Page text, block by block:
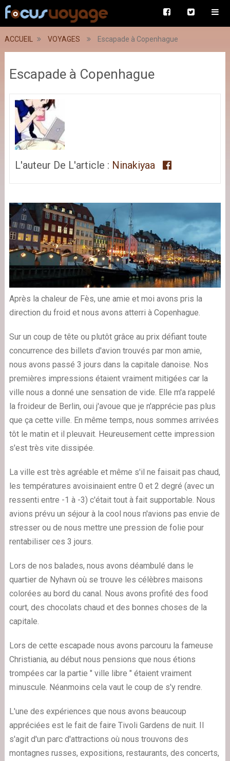
ACCUEIL VOYAGES Escapade à Copenhague
Escapade à Copenhague
L'auteur De L'article : Ninakiyaa
Après la chaleur de Fès, une amie et moi avons pris la
direction du froid et nous avons atterri à Copenhague.
Sur un coup de tête ou plutôt grâce au prix défiant toute
concurrence des billets d'avion trouvés par mon amie,
nous avons passé 3 jours dans la capitale danoise. Nos
premières impressions étaient vraiment mitigées car la
ville nous a donné une sensation de vide. Elle m'a rappelé
la froideur de Berlin, oui j'avoue que je n'apprécie pas plus
que ça cette ville. En même temps, nous sommes arrivées
tôt le matin et il pleuvait. Heureusement cette impression
s'est très vite dissipée.
La ville est très agréable et même s'il ne faisait pas chaud,
les températures avoisinaient entre 0 et 2 degré (avec un
ressenti entre -1 à -3) c'était tout à fait supportable. Nous
avions prévu un séjour à la cool nous n'avions pas envie de
stresser ou de nous mettre une pression de folie pour
rentabiliser ces 3 jours.
Lors de nos balades, nous avons déambulé dans le
quartier de Nyhavn où se trouve les célèbres maisons
colorées au bord du canal. Nous avons profité des food
court, des chocolats chaud et des bonnes choses de la
capitale.
Lors de cette escapade nous avons parcouru la fameuse
Christiania, au début nous pensions que nous étions
trompées car la partie " ville libre " étaient vraiment
minuscule. Néanmoins cela vaut le coup de s'y rendre.
L'une des expériences que nous avons beaucoup
appréciées est le fait de faire Tivoli Gardens de nuit. Il
s'agit d'un parc d'attractions où nous trouvons des
montagnes russes, expositions, restaurants, des concerts,